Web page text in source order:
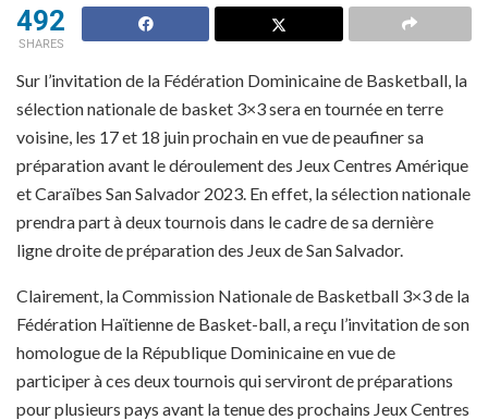
492
SHARES
Sur l’invitation de la Fédération Dominicaine de Basketball, la
sélection nationale de basket 3×3 sera en tournée en terre
voisine, les 17 et 18 juin prochain en vue de peaufiner sa
préparation avant le déroulement des Jeux Centres Amérique
et Caraïbes San Salvador 2023. En effet, la sélection nationale
prendra part à deux tournois dans le cadre de sa dernière
ligne droite de préparation des Jeux de San Salvador.
Clairement, la Commission Nationale de Basketball 3×3 de la
Fédération Haïtienne de Basket-ball, a reçu l’invitation de son
homologue de la République Dominicaine en vue de
participer à ces deux tournois qui serviront de préparations
pour plusieurs pays avant la tenue des prochains Jeux Centres